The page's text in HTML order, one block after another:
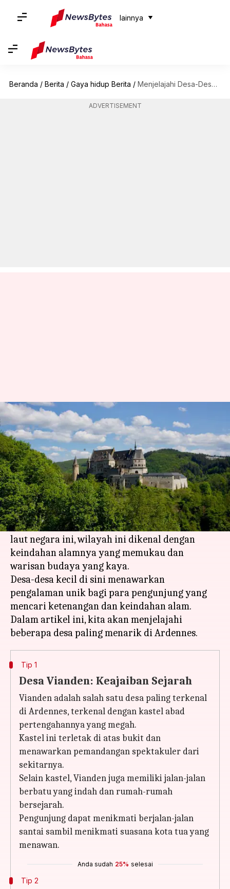
lainnya
Beranda / Berita / Gaya hidup Berita / Menjelajahi Desa-Desa Indah di Ardennes, Luksemburg
ADVERTISEMENT
Menjelajahi Desa-Desa Indah di
Ardennes, Luksemburg
menulis Taufiq Al Jufri Jan 20, 2026 02:08 pm
Apa ceritanya
Ardennes di Luksemburg menawarkan
pemandangan desa yang menawan dan suasana
pedesaan yang tenang. Terletak di bagian timur
laut negara ini, wilayah ini dikenal dengan
keindahan alamnya yang memukau dan
warisan budaya yang kaya.
Desa-desa kecil di sini menawarkan
pengalaman unik bagi para pengunjung yang
mencari ketenangan dan keindahan alam.
Dalam artikel ini, kita akan menjelajahi
Tip 1
Desa Vianden: Keajaiban Sejarah
Vianden adalah salah satu desa paling terkenal
di Ardennes, terkenal dengan kastel abad
pertengahannya yang megah.
Kastel ini terletak di atas bukit dan
menawarkan pemandangan spektakuler dari
sekitarnya.
Selain kastel, Vianden juga memiliki jalan-jalan
berbatu yang indah dan rumah-rumah
bersejarah.
Pengunjung dapat menikmati berjalan-jalan
santai sambil menikmati suasana kota tua yang
menawan.
Anda sudah 25% selesai
Tip 2